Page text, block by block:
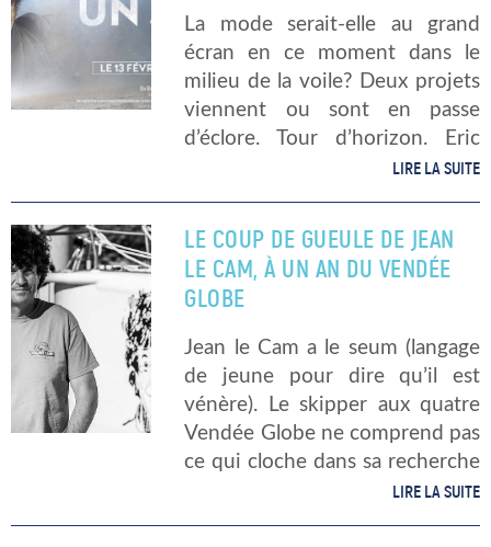
La mode serait-elle au grand
écran en ce moment dans le
milieu de la voile? Deux projets
viennent ou sont en passe
d’éclore. Tour d’horizon. Eric
Bellion, l’émotion pure au
LIRE LA SUITE
LE COUP DE GUEULE DE JEAN
LE CAM, À UN AN DU VENDÉE
GLOBE
Jean le Cam a le seum (langage
de jeune pour dire qu’il est
vénère). Le skipper aux quatre
Vendée Globe ne comprend pas
ce qui cloche dans sa recherche
de sponsors. Il a pourtant de
LIRE LA SUITE